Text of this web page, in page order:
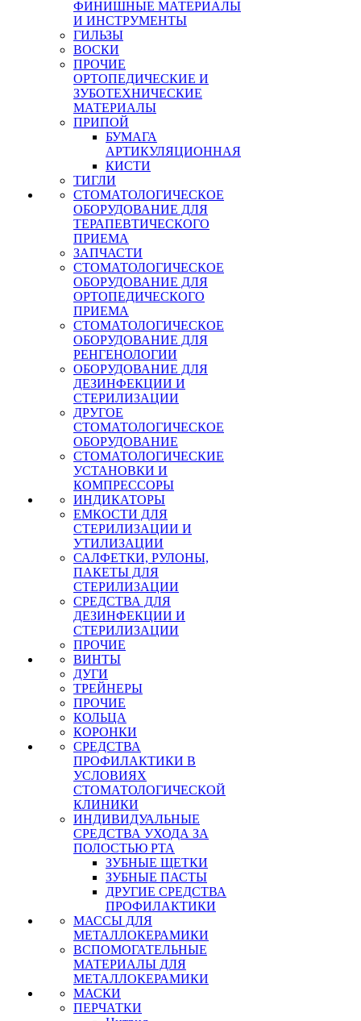
ФИНИШНЫЕ МАТЕРИАЛЫ
И ИНСТРУМЕНТЫ
ГИЛЬЗЫ
ВОСКИ
ПРОЧИЕ
ОРТОПЕДИЧЕСКИЕ И
ЗУБОТЕХНИЧЕСКИЕ
МАТЕРИАЛЫ
ПРИПОЙ
БУМАГА
АРТИКУЛЯЦИОННАЯ
КИСТИ
ТИГЛИ
СТОМАТОЛОГИЧЕСКОЕ
ОБОРУДОВАНИЕ ДЛЯ
ТЕРАПЕВТИЧЕСКОГО
ПРИЕМА
ЗАПЧАСТИ
СТОМАТОЛОГИЧЕСКОЕ
ОБОРУДОВАНИЕ ДЛЯ
ОРТОПЕДИЧЕСКОГО
ПРИЕМА
СТОМАТОЛОГИЧЕСКОЕ
ОБОРУДОВАНИЕ ДЛЯ
РЕНГЕНОЛОГИИ
ОБОРУДОВАНИЕ ДЛЯ
ДЕЗИНФЕКЦИИ И
СТЕРИЛИЗАЦИИ
ДРУГОЕ
СТОМАТОЛОГИЧЕСКОЕ
ОБОРУДОВАНИЕ
СТОМАТОЛОГИЧЕСКИЕ
УСТАНОВКИ И
КОМПРЕССОРЫ
ИНДИКАТОРЫ
ЕМКОСТИ ДЛЯ
СТЕРИЛИЗАЦИИ И
УТИЛИЗАЦИИ
САЛФЕТКИ, РУЛОНЫ,
ПАКЕТЫ ДЛЯ
СТЕРИЛИЗАЦИИ
СРЕДСТВА ДЛЯ
ДЕЗИНФЕКЦИИ И
СТЕРИЛИЗАЦИИ
ПРОЧИЕ
ВИНТЫ
ДУГИ
ТРЕЙНЕРЫ
ПРОЧИЕ
КОЛЬЦА
КОРОНКИ
СРЕДСТВА
ПРОФИЛАКТИКИ В
УСЛОВИЯХ
СТОМАТОЛОГИЧЕСКОЙ
КЛИНИКИ
ИНДИВИДУАЛЬНЫЕ
СРЕДСТВА УХОДА ЗА
ПОЛОСТЬЮ РТА
ЗУБНЫЕ ЩЕТКИ
ЗУБНЫЕ ПАСТЫ
ДРУГИЕ СРЕДСТВА
ПРОФИЛАКТИКИ
МАССЫ ДЛЯ
МЕТАЛЛОКЕРАМИКИ
ВСПОМОГАТЕЛЬНЫЕ
МАТЕРИАЛЫ ДЛЯ
МЕТАЛЛОКЕРАМИКИ
МАСКИ
ПЕРЧАТКИ